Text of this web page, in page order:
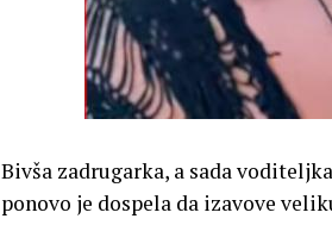
Bivša zadrugarka, a sada
ponovo je dospela da izavove